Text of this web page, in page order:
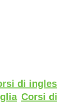
di
Corsi